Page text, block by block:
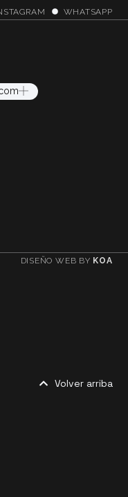
WHATSAPP
DISEÑO WEB BY KOA
Volver arriba